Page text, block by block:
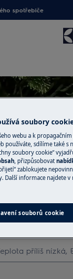
spotřebiče
Hledejte v
soubory
webu a k
používáte, sdílíme také
soubory cookie“
, přizpůsobovat
zablokujete
Další informace najdete v
souborů cookie